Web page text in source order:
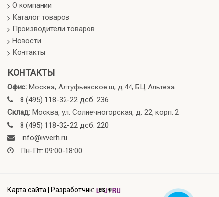
О компании
Каталог товаров
Производители товаров
Новости
Контакты
КОНТАКТЫ
Офис: Москва, Алтуфьевское ш, д.44, БЦ Альтеза
8 (495) 118-32-22 доб. 236
Склад: Москва, ул. Солнечногорская, д. 22, корп. 2
8 (495) 118-32-22 доб. 220
info@ivverh.ru
Пн-Пт: 09:00-18:00
Карта сайта Разработчик: